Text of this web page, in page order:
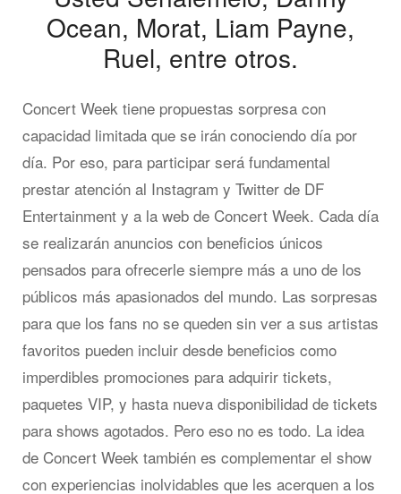
Ocean, Morat, Liam Payne,
Ruel, entre otros.
Concert Week tiene propuestas sorpresa con
capacidad limitada que se irán conociendo día por
día. Por eso, para participar será fundamental
prestar atención al Instagram y Twitter de DF
Entertainment y a la web de Concert Week. Cada día
se realizarán anuncios con beneficios únicos
pensados para ofrecerle siempre más a uno de los
públicos más apasionados del mundo. Las sorpresas
para que los fans no se queden sin ver a sus artistas
favoritos pueden incluir desde beneficios como
imperdibles promociones para adquirir tickets,
paquetes VIP, y hasta nueva disponibilidad de tickets
para shows agotados. Pero eso no es todo. La idea
de Concert Week también es complementar el show
con experiencias inolvidables que les acerquen a los